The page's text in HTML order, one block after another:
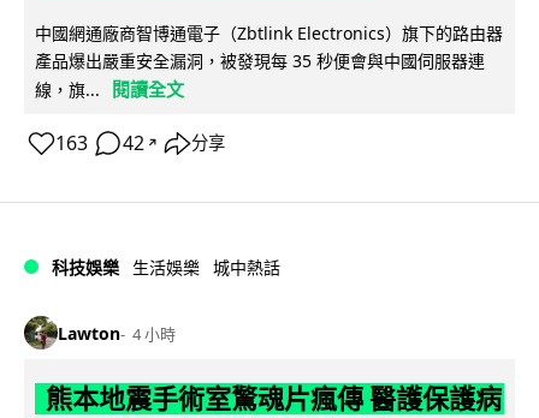
中國網通廠商智博通電子（Zbtlink Electronics）旗下的路由器
產品爆出嚴重安全漏洞，被發現每 35 秒便會與中國伺服器連
線，旗...
閱讀全文
163 42 ↗ 分享
科技娛樂 生活娛樂 城中熱話
Lawton 4 小時
熊本地震手術室驚魂片瘋傳 醫護保護病